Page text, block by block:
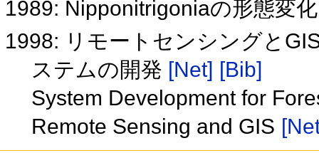
1989: Nipponitrigoniaの形態変
1998: リモートセンシングと
ステムの開発 [Net] [Bib]
System Development for
Remote Sensing and GIS